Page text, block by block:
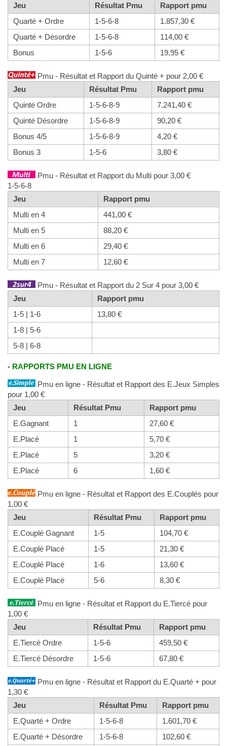
Jeu
Résultat Pmu
Rapport pmu
Quarté + Ordre
1-5-6-8
1.857,30 €
Quarté + Désordre
1-5-6-8
114,00 €
Bonus
1-5-6 19,95 €
Pmu - Résultat et Rapport du Quinté + pour 2,00 €
Jeu
Résultat Pmu
Rapport pmu
Quinté Ordre
1-5-6-8-9
7.241,40 €
Quinté Désordre
1-5-6-8-9
90,20 €
Bonus 4/5
1-5-6-8-9
4,20 €
Bonus 3
1-5-6 3,80 €
Pmu - Résultat et Rapport du Multi pour 3,00 €
1-5-6-8
Jeu
Rapport pmu
Multi en 4
441,00 €
Multi en 5
88,20 €
Multi en 6
29,40 €
Multi en 7
12,60 €
Pmu - Résultat et Rapport du 2 Sur 4 pour 3,00 €
Jeu
Rapport pmu
1-5 | 1-6
13,80 €
1-8 | 5-6
5-8 | 6-8
- RAPPORTS PMU EN LIGNE
Pmu en ligne - Résultat et Rapport des E.Jeux Simples
pour 1,00 €
Jeu
Résultat Pmu
Rapport pmu
E.Gagnant
1
27,60 €
E.Placé
1
5,70 €
E.Placé
5
3,20 €
E.Placé
6 1,60 €
Pmu en ligne - Résultat et Rapport des E.Couplés pour
1,00 €
Jeu
Résultat Pmu
Rapport pmu
E.Couplé Gagnant
1-5
104,70 €
E.Couplé Placé
1-5
21,30 €
E.Couplé Placé
1-6
13,60 €
E.Couplé Placé
5-6 8,30 €
Pmu en ligne - Résultat et Rapport du E.Tiercé pour
1,00 €
Jeu
Résultat Pmu
Rapport pmu
E.Tiercé Ordre
1-5-6
459,50 €
E.Tiercé Désordre
1-5-6 67,80 €
Pmu en ligne - Résultat et Rapport du E.Quarté + pour
1,30 €
Jeu
Résultat Pmu
Rapport pmu
E.Quarté + Ordre
1-5-6-8
1.601,70 €
E.Quarté + Désordre
1-5-6-8
102,60 €